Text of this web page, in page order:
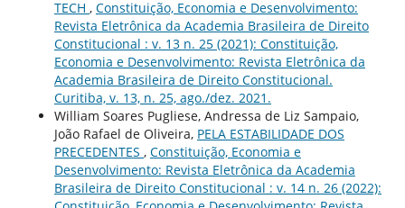
TECH , Constituição, Economia e Desenvolvimento:
Revista Eletrônica da Academia Brasileira de Direito
Constitucional : v. 13 n. 25 (2021): Constituição,
Economia e Desenvolvimento: Revista Eletrônica da
Academia Brasileira de Direito Constitucional.
Curitiba, v. 13, n. 25, ago./dez. 2021.
William Soares Pugliese, Andressa de Liz Sampaio,
João Rafael de Oliveira, PELA ESTABILIDADE DOS
PRECEDENTES , Constituição, Economia e
Desenvolvimento: Revista Eletrônica da Academia
Brasileira de Direito Constitucional : v. 14 n. 26 (2022):